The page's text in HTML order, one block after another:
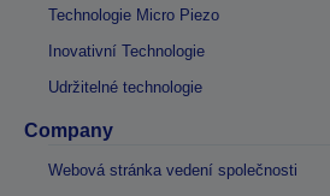
Technologie Micro Piezo
Inovativní Technologie
Udržitelné technologie
Company
Webová stránka vedení společnosti